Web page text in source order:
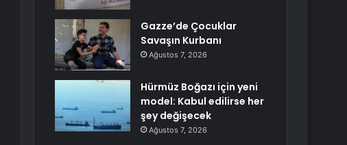
Gazze’de Çocuklar
Savaşın Kurbanı
Ağustos 7, 2026
Hürmüz Boğazı için yeni
model: Kabul edilirse her
şey değişecek
Ağustos 7, 2026